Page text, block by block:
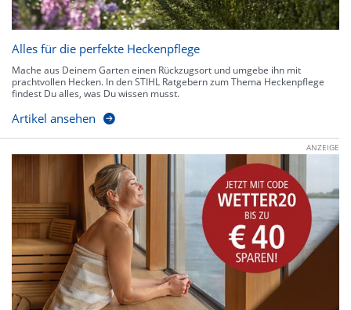
Alles für die perfekte Heckenpflege
Mache aus Deinem Garten einen Rückzugsort und umgebe ihn mit
prachtvollen Hecken. In den STIHL Ratgebern zum Thema Heckenpflege
findest Du alles, was Du wissen musst.
Artikel ansehen
ANZEIGE